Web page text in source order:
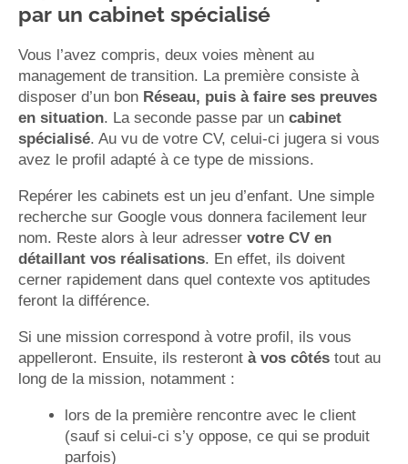
par un cabinet spécialisé
Vous l’avez compris, deux voies mènent au
management de transition. La première consiste à
disposer d’un bon Réseau, puis à faire ses preuves
en situation. La seconde passe par un cabinet
spécialisé. Au vu de votre CV, celui-ci jugera si vous
avez le profil adapté à ce type de missions.
Repérer les cabinets est un jeu d’enfant. Une simple
recherche sur Google vous donnera facilement leur
nom. Reste alors à leur adresser votre CV en
détaillant vos réalisations. En effet, ils doivent
cerner rapidement dans quel contexte vos aptitudes
feront la différence.
Si une mission correspond à votre profil, ils vous
appelleront. Ensuite, ils resteront à vos côtés tout au
long de la mission, notamment :
lors de la première rencontre avec le client
(sauf si celui-ci s’y oppose, ce qui se produit
parfois)